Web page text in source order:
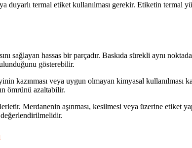
duyarlı termal etiket kullanılması gerekir. Etiketin termal
sağlayan hassas bir parçadır. Baskıda sürekli aynı
gösterebilir.
kazınması veya uygun olmayan kimyasal kullanılması
ömrünü azaltabilir.
Merdanenin aşınması, kesilmesi veya üzerine etiket